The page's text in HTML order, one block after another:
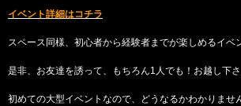
イベント詳細はコチラ
スペース同様、初心者から経験者までが楽しめるイベ
是非、お友達を誘って、もちろん1人でも！お越し下さ
初めての大型イベントなので、どうなるかわかりませ